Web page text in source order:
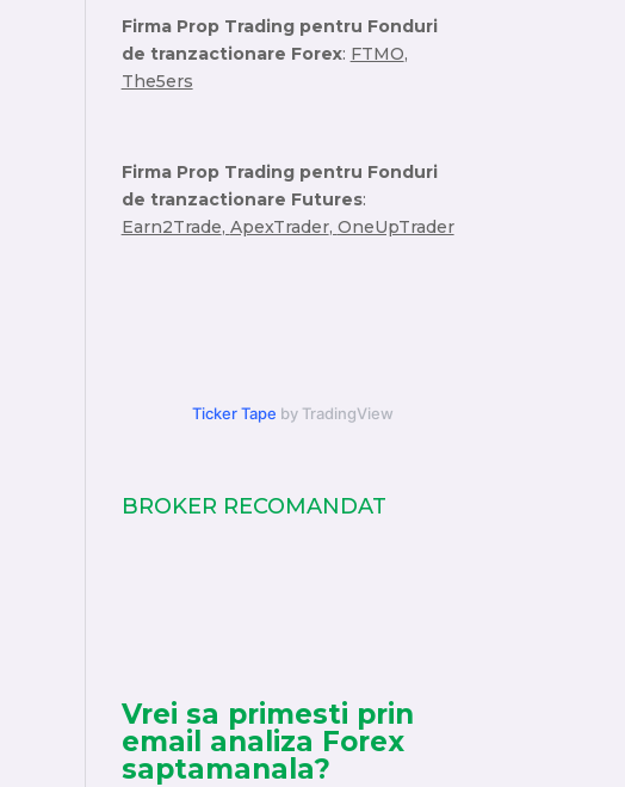
Firma Prop Trading pentru Fonduri
de tranzactionare Forex: FTMO,
The5ers
Firma Prop Trading pentru Fonduri
de tranzactionare Futures:
Earn2Trade, ApexTrader, OneUpTrader
Ticker Tape by TradingView
BROKER RECOMANDAT
Vrei sa primesti prin
email analiza Forex
saptamanala?